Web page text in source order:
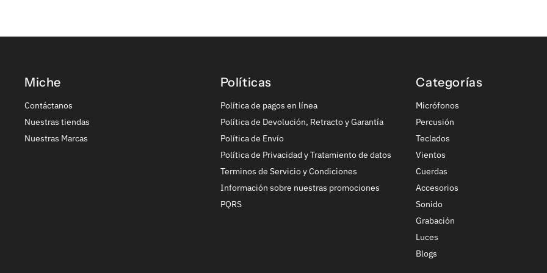
Miche
Contáctanos
Nuestras tiendas
Nuestras Marcas
Políticas
Política de pagos en línea
Política de Devolución, Retracto y Garantía
Política de Envío
Política de Privacidad y Tratamiento de datos
Terminos de Servicio y Condiciones
Información sobre nuestras promociones
PQRS
Categorías
Micrófonos
Percusión
Teclados
Vientos
Cuerdas
Accesorios
Sonido
Grabación
Luces
Blogs